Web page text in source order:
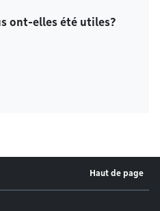
ont-elles été utiles?
Haut de page